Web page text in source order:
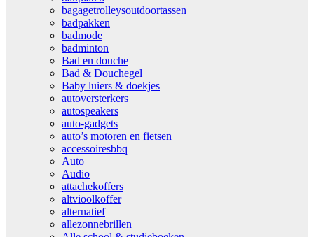
bagagetrolleysoutdoortassen
badpakken
badmode
badminton
Bad en douche
Bad & Douchegel
Baby luiers & doekjes
autoversterkers
autospeakers
auto-gadgets
auto’s motoren en fietsen
accessoiresbbq
Auto
Audio
attachekoffers
altvioolkoffer
alternatief
allezonnebrillen